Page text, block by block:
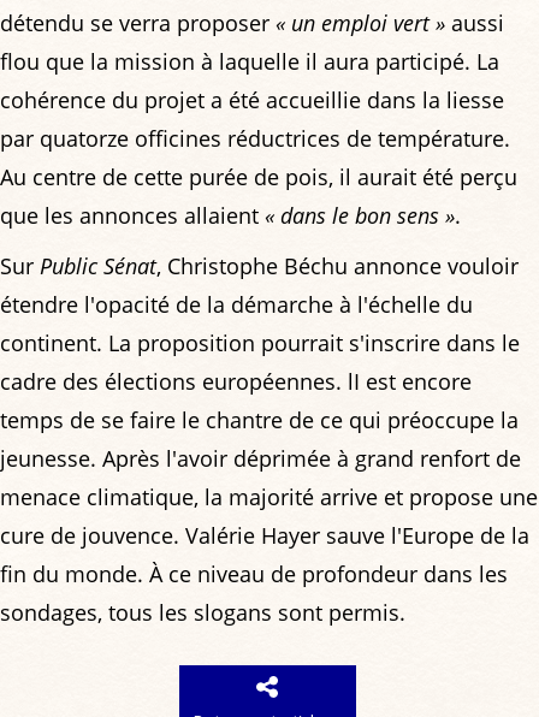
détendu se verra proposer « un emploi vert » aussi
flou que la mission à laquelle il aura participé. La
cohérence du projet a été accueillie dans la liesse
par quatorze officines réductrices de température.
Au centre de cette purée de pois, il aurait été perçu
que les annonces allaient « dans le bon sens ».
Sur Public Sénat, Christophe Béchu annonce vouloir
étendre l'opacité de la démarche à l'échelle du
continent. La proposition pourrait s'inscrire dans le
cadre des élections européennes. lI est encore
temps de se faire le chantre de ce qui préoccupe la
jeunesse. Après l'avoir déprimée à grand renfort de
menace climatique, la majorité arrive et propose une
cure de jouvence. Valérie Hayer sauve l'Europe de la
fin du monde. À ce niveau de profondeur dans les
sondages, tous les slogans sont permis.